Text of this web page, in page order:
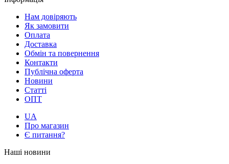
Нам довіряють
Як замовити
Оплата
Доставка
Обмін та повернення
Контакти
Публічна оферта
Новини
Статті
ОПТ
UA
Про магазин
Є питання?
Наші новини